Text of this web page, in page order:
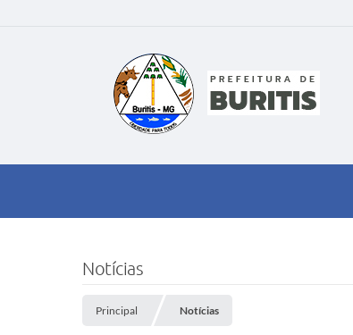
Notícias
Principal Notícias